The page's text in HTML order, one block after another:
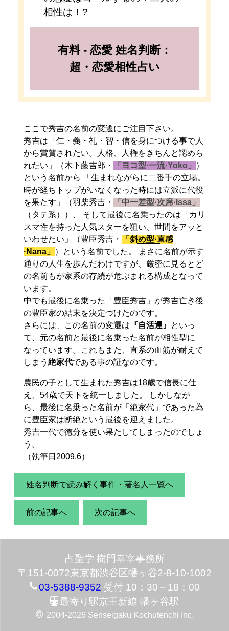
相性は！?
有料 - 恋愛 姓名判断：
超・恋愛相性占い
ここで秀吉の名前の変遷にご注目下さい。
秀吉は「仁・義・礼・智・信を身につける事で人
から賞賛されたい。人格、人権をきちんと認めら
れたい」（木下藤吉郎・
「ヨコ型·一流·Yoko」
）
という名前から 「生まれながらに二番手の立場。
時が経ちトップがいなくなった時には立派に代役
を果たす」（羽柴秀吉・
「中一差型·次席·Issa」
（タテ系））、 そして最後に名乗ったのは「カリ
スマ性を持った人気スターを狙い、世間をアッと
いわせたい」（豊臣秀吉・
「斜め型·直感
·Nana」 ）という名前でした。 まさに名前が示す
通りの人生を歩んだわけですが、厳密に見るとど
の名前もが家系の存続が危ぶまれる構成となって
います。
中でも最後に名乗った「豊臣秀吉」が秀吉亡き後
の豊臣家の結末を決定づけたのです。
さらには、この名前の変遷は 『自活運』
といっ
て、元の名前と最後に名乗った名前が相性型に
なっています。これもまた、直系の血筋が耐えて
しまう 絶家代である事の証なのです。
農民の子として生まれた秀吉は18歳で信長に仕
え、54歳で天下を統一しました。 しかしなが
ら、最後に名乗った名前が「絶家代」であった為
に豊臣家は断絶という最後を迎えました。
秀吉一代で徳分を使い果たしてしまったのでしょ
う。
（執筆日2009.6）
姓名判断で読み解く事件・著名人一覧へ
前の記事へ 次の記事へ
占聖学 樹門幸宰事務所
〒151-0072東京都渋谷区幡ヶ谷2-8-10-1002
03-5388-9352 受付 10：30～18：00
最寄り駅京王新線 幡ヶ谷駅
2004-2026 Senseigaku Kochutenchi Inc.